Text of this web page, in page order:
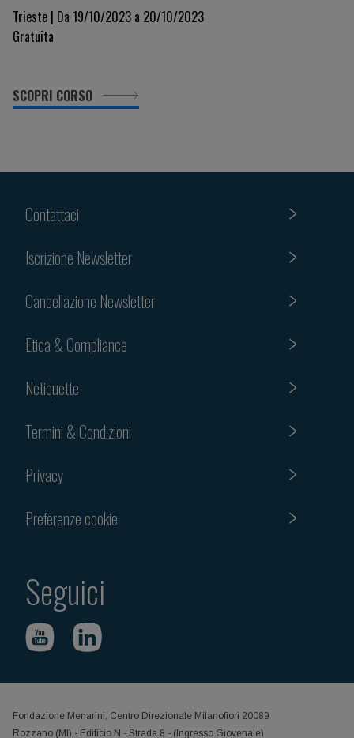
BACK
Trieste | Da 19/10/2023 a 20/10/2023
Gratuita
SCOPRI CORSO
Contattaci
Iscrizione Newsletter
Cancellazione Newsletter
Etica & Compliance
Netiquette
Termini & Condizioni
Privacy
Preferenze cookie
Seguici
Fondazione Menarini, Centro Direzionale Milanofiori 20089
Rozzano (MI) - Edificio N - Strada 8 - (Ingresso Giovenale)